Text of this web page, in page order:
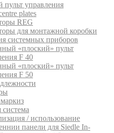
пульт управления
plates
REG
для монтажной коробки
системных приборов
«плоский» пульт
F 40
«плоский» пульт
F 50
/ использование
панели для Siedle In-